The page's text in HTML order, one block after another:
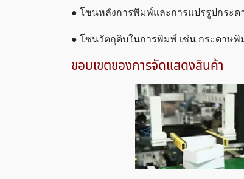
● โซนหลังการพิมพ์และการแปรรูปกระด
● โซนวัตถุดิบในการพิมพ์ เช่น กระดาษพิ
ขอบเขตของการจัดแสดงสินค้า